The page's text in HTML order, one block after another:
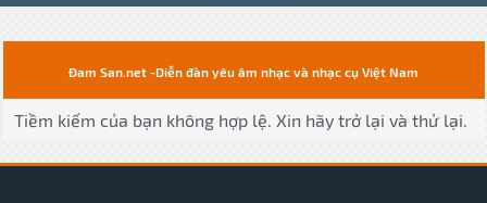
Đam San.net -Diễn đàn yêu âm nhạc và nhạc cụ Việt Nam
Tiềm kiếm của bạn không hợp lệ. Xin hãy trở lại và thử lại.